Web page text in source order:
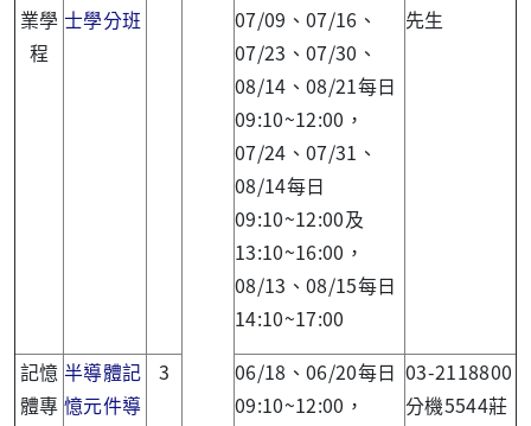
業學
程
士學分班
07/09、07/16、
07/23、07/30、
08/14、08/21每日
09:10~12:00，
07/24、07/31、
08/14每日
09:10~12:00及
13:10~16:00，
08/13、08/15每日
14:10~17:00
先生
記憶
體專
半導體記
憶元件導
3
06/18、06/20每日
09:10~12:00，
03-2118800
分機5544莊